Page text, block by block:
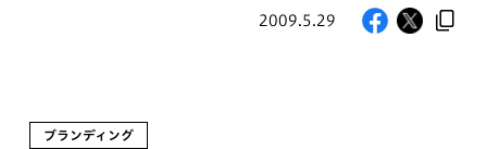
2009.5.29
ブランディング